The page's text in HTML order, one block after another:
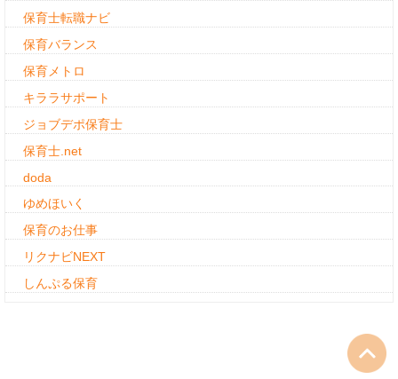
保育士転職ナビ
保育バランス
保育メトロ
キララサポート
ジョブデポ保育士
保育士.net
doda
ゆめほいく
保育のお仕事
リクナビNEXT
しんぷる保育